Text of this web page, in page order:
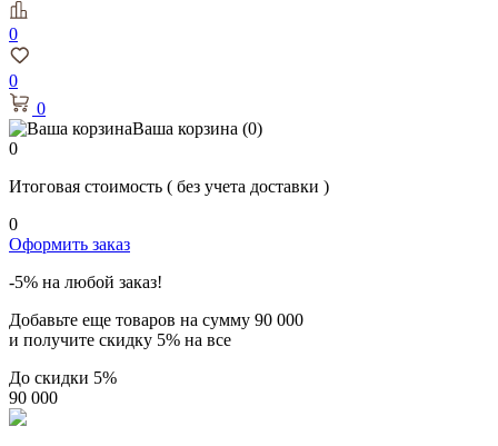
0
0
0
Ваша корзина (0)
0
Итоговая стоимость ( без учета доставки )
0
Оформить заказ
-5% на любой заказ!
Добавьте еще товаров на сумму 90 000
и получите скидку 5% на все
До скидки 5%
90 000